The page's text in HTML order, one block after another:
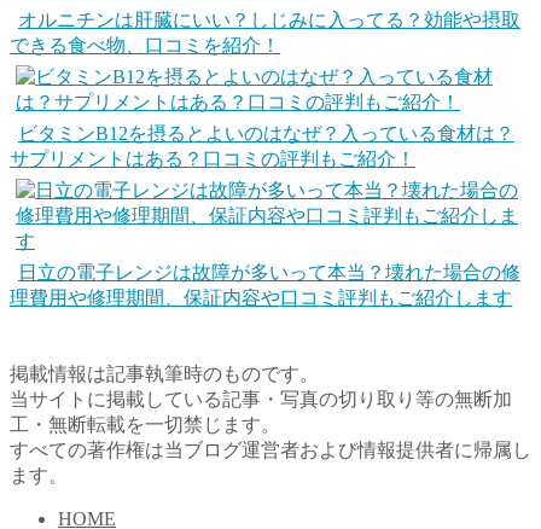
オルニチンは肝臓にいい？しじみに入ってる？効能や摂取
できる食べ物、口コミを紹介！
ビタミンB12を摂るとよいのはなぜ？入っている食材は？
サプリメントはある？口コミの評判もご紹介！
日立の電子レンジは故障が多いって本当？壊れた場合の修
理費用や修理期間、保証内容や口コミ評判もご紹介します
掲載情報は記事執筆時のものです。
当サイトに掲載している記事・写真の切り取り等の無断加
工・無断転載を一切禁じます。
すべての著作権は当ブログ運営者および情報提供者に帰属し
ます。
HOME